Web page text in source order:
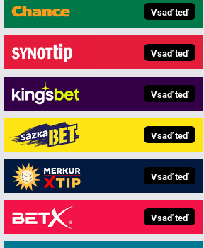
Vsaď teď
Vsaď teď
Vsaď teď
Vsaď teď
Vsaď teď
Vsaď teď